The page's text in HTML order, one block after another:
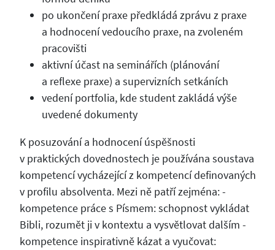
po ukončení praxe předkládá zprávu z praxe
a hodnocení vedoucího praxe, na zvoleném
pracovišti
aktivní účast na seminářích (plánování
a reflexe praxe) a supervizních setkáních
vedení portfolia, kde student zakládá výše
uvedené dokumenty
K posuzování a hodnocení úspěšnosti
v praktických dovednostech je používána soustava
kompetencí vycházející z kompetencí definovaných
v profilu absolventa. Mezi ně patří zejména: -
kompetence práce s Písmem: schopnost vykládat
Bibli, rozumět ji v kontextu a vysvětlovat dalším -
kompetence inspirativně kázat a vyučovat: